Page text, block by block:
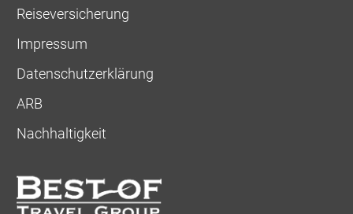
Reiseversicherung
Impressum
Datenschutzerklärung
ARB
Nachhaltigkeit